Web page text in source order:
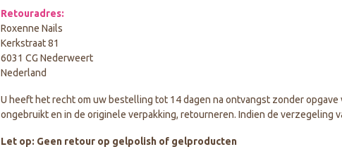
Retouradres:
Roxenne Nails
Kerkstraat 81
6031 CG Nederweert
Nederland
U heeft het recht om uw bestelling tot 14 dagen na ontvangst zonder
ongebruikt en in de originele verpakking, retourneren. Indien de verzegeling
Let op: Geen retour op gelpolish of gelproducten